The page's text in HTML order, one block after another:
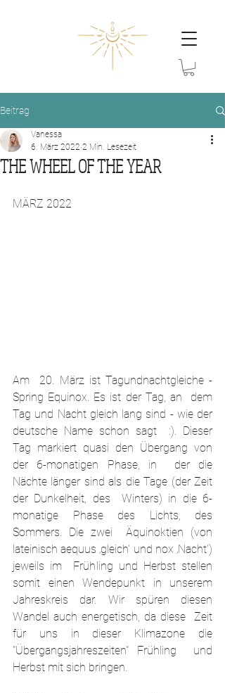
Beitrag
THE WHEEL OF THE YEAR
Vanessa
6. März 2022 2 Min. Lesezeit
MÄRZ 2022
Am  20. März ist Tagundnachtgleiche -
Spring Equinox. Es ist der Tag, an  dem
Tag und Nacht gleich lang sind - wie der
deutsche Name schon sagt  :). Dieser
Tag markiert quasi den Übergang von
der 6-monatigen Phase, in  der die
Nächte länger sind als die Tage (der Zeit
der Dunkelheit, des  Winters) in die 6-
monatige Phase des Lichts, des
Sommers. Die zwei  Äquinoktien (von
lateinisch aequus ‚gleich' und nox ‚Nacht')
jeweils im  Frühling und Herbst stellen
somit einen Wendepunkt in unserem
Jahreskreis dar. Wir spüren diesen
Wandel auch energetisch, da diese  Zeit
für uns in dieser Klimazone die
"Übergangsjahreszeiten" Frühling  und
Herbst mit sich bringen.